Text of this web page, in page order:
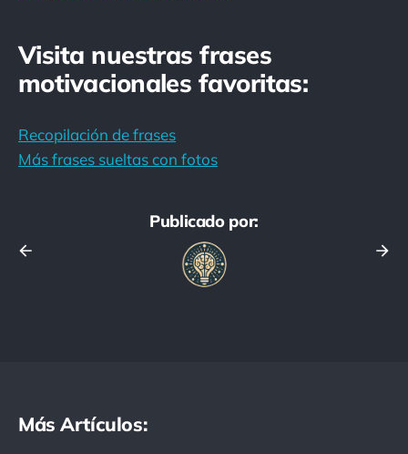
Visita nuestras frases
motivacionales favoritas:
Recopilación de frases
Más frases sueltas con fotos
Publicado por:
Más Artículos: